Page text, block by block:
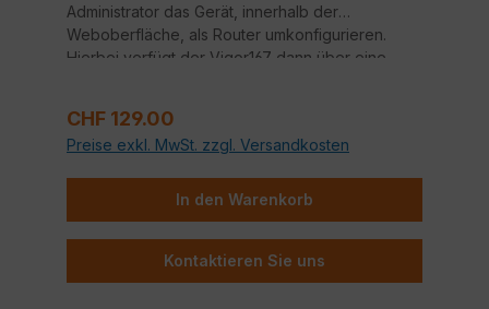
Administrator das Gerät, innerhalb der
Weboberfläche, als Router umkonfigurieren.
Hierbei verfügt der Vigor167 dann über eine
Regulärer Preis:
CHF 129.00
Preise exkl. MwSt. zzgl. Versandkosten
In den Warenkorb
Kontaktieren Sie uns